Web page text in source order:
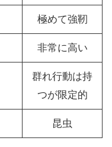
極めて強靭
非常に高い
群れ行動は持
つが限定的
昆虫